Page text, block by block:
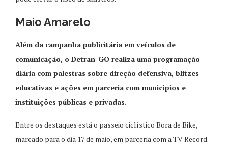
Maio Amarelo
Além da campanha publicitária em veículos de
comunicação, o Detran-GO realiza uma programação
diária com palestras sobre direção defensiva, blitzes
educativas e ações em parceria com municípios e
instituições públicas e privadas.
Entre os destaques está o passeio ciclístico Bora de Bike,
marcado para o dia 17 de maio, em parceria com a TV Record.